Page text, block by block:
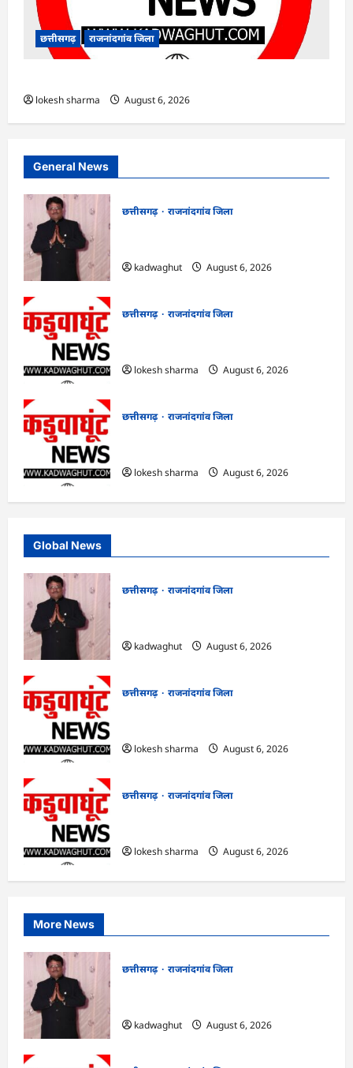
छत्तीसगढ़ राजनांदगांव जिला
lokesh sharma August 6, 2026
General News
छत्तीसगढ़
राजनांदगांव जिला
kadwaghut
August 6, 2026
छत्तीसगढ़
राजनांदगांव जिला
lokesh sharma
August 6, 2026
छत्तीसगढ़
राजनांदगांव जिला
lokesh sharma
August 6, 2026
Global News
छत्तीसगढ़
राजनांदगांव जिला
kadwaghut
August 6, 2026
छत्तीसगढ़
राजनांदगांव जिला
lokesh sharma
August 6, 2026
छत्तीसगढ़
राजनांदगांव जिला
lokesh sharma
August 6, 2026
More News
छत्तीसगढ़
राजनांदगांव जिला
kadwaghut
August 6, 2026